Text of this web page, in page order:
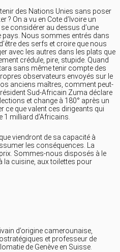
des Nations Unies sans poser
? On a vu en Cote d’Ivoire un
considérer au dessus d’une
Nous sommes entrés dans
des serfs et croire que nous
avec les autres dans les plats que
crédule, pire, stupide. Quand
sans même tenir compte des
observateurs envoyés sur le
anciens maîtres, comment peut-
Sud-Africain Zuma déclare
et change à 180° après un
ce que valent ces dirigeants qui
1 milliard d’Africains.
viendront de sa capacité à
les conséquences. La
Sommes-nous disposés à le
la cuisine, aux toilettes pour
d’origine camerounaise,
et professeur de
de Genève en Suisse.